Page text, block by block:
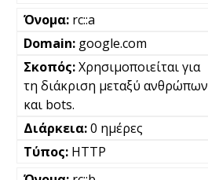
rc::a
google.com
Χρησιμοποιείται για
τη διάκριση μεταξύ ανθρώπων
και bots.
0 ημέρες
HTTP